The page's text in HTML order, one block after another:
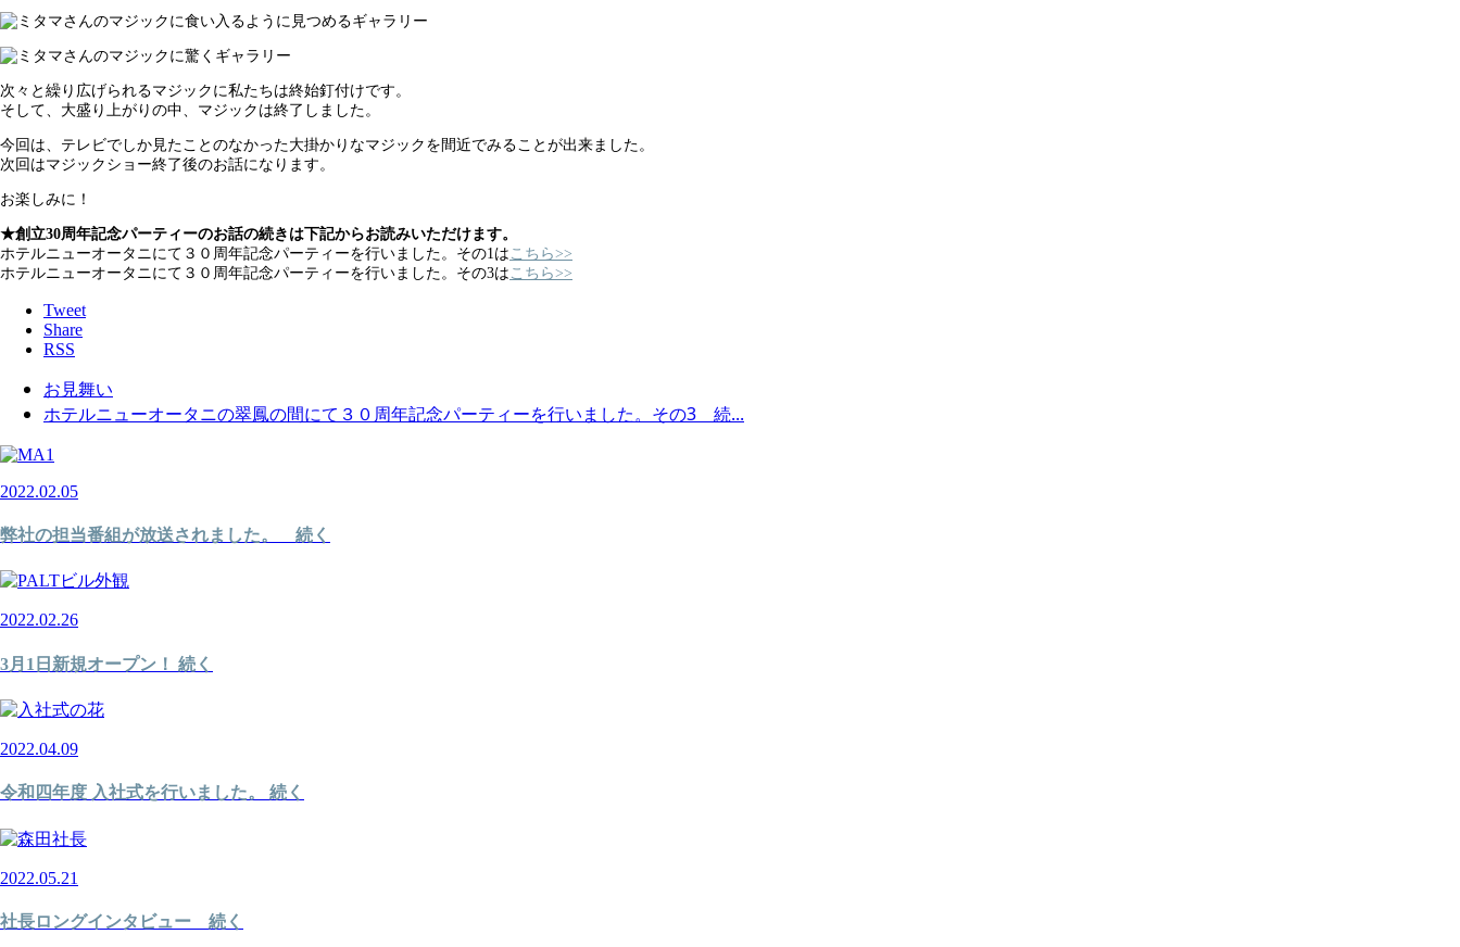
次々と繰り広げられるマジックに私たちは終始釘付けです。
そして、大盛り上がりの中、マジックは終了しました。
今回は、テレビでしか見たことのなかった大掛かりなマジックを間近でみることが出来ました。
次回はマジックショー終了後のお話になります。
お楽しみに！
★創立30周年記念パーティーのお話の続きは下記からお読みいただけます。
ホテルニューオータニにて３０周年記念パーティーを行いました。その1は こちら>>
ホテルニューオータニにて３０周年記念パーティーを行いました。その3は こちら>>
Tweet
Share
RSS
お見舞い
ホテルニューオータニの翠鳳の間にて３０周年記念パーティーを行いました。その3 続...
2022.02.05
弊社の担当番組が放送されました。 続く
2022.02.26
3月1日新規オープン！ 続く
2022.04.09
令和四年度 入社式を行いました。 続く
2022.05.21
社長ロングインタビュー 続く